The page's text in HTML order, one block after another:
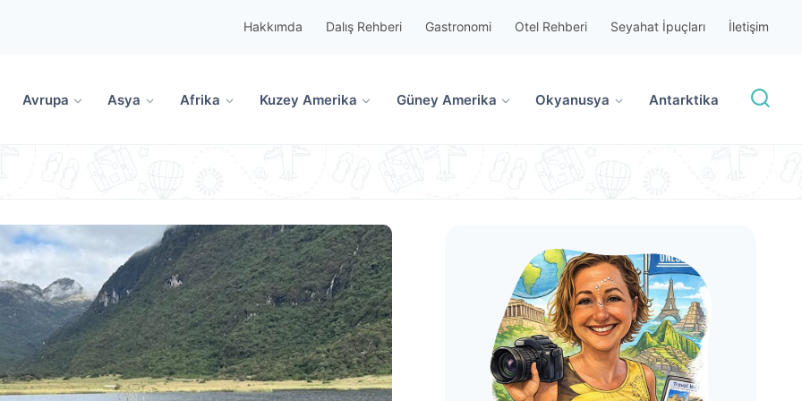
Hakkımda Dalış Rehberi Gastronomi Otel Rehberi Seyahat İpuçları İletişim
Avrupa Asya Afrika Kuzey Amerika Güney Amerika Okyanusya Antarktika